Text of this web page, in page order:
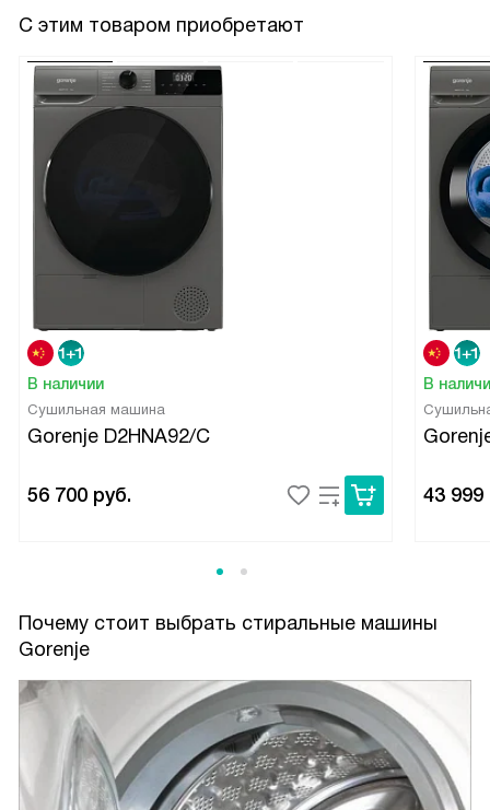
С этим товаром приобретают
В наличии
Сушильная машина
Gorenje D2HNA92/C
56 700 руб.
В
43 999
Почему стоит выбрать стиральные машины
Gorenje